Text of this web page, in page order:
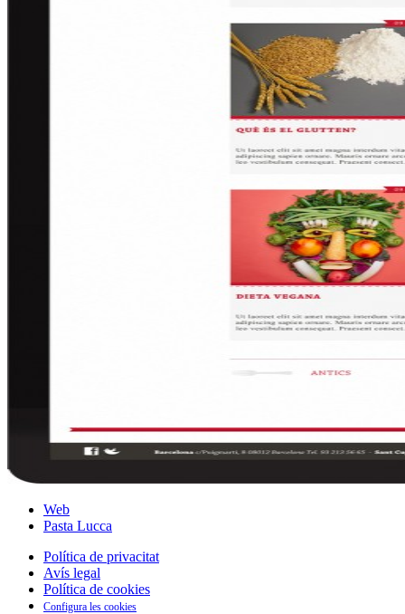
Web
Pasta Lucca
Política de privacitat
Avís legal
Política de cookies
Configura les cookies